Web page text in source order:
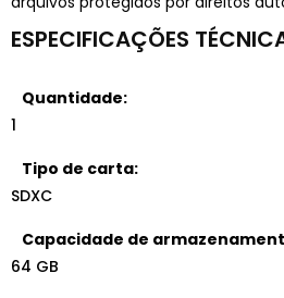
Quantidade:
1
Tipo de carta:
SDXC
Capacidade de
64 GB